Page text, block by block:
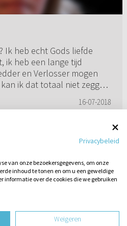
Ik heb echt Gods liefde
ik heb een lange tijd
en Verlosser mogen
ik dat totaal niet zeggen,
16-07-2018
design website dooreen vraag
Privacybeleid
van onze bezoekersgegevens, om onze
inhoud te tonen en om u een geweldige
informatie over de cookies die we gebruiken
Weigeren